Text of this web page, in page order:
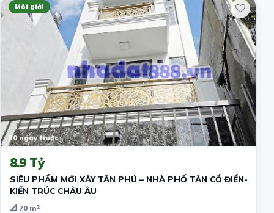
Môi giới
30 ngày trước
8.9 Tỷ
SIÊU PHẨM MỚI XÂY TÂN PHÚ – NHÀ PHỐ TÂN CỔ ĐIỂN-
KIẾN TRÚC CHÂU ÂU
📐 70 m²